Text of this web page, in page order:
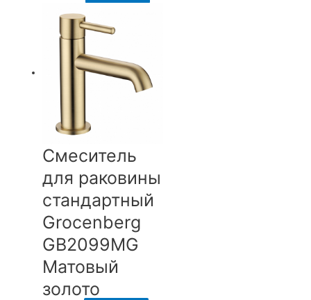
Смеситель
для раковины
стандартный
Grocenberg
GB2099MG
Матовый
золото